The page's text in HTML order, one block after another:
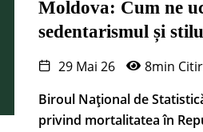
Moldova: Cum ne
sedentarismul și
29 Mai 26
8min
Biroul Național de
privind mortalitatea în